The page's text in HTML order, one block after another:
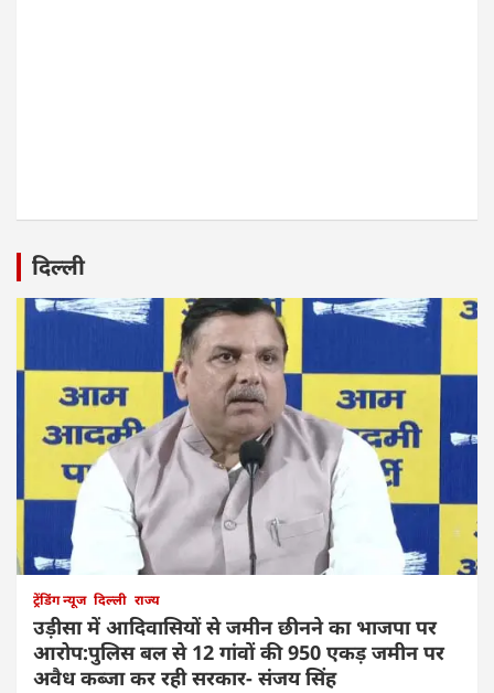
दिल्ली
ट्रेंडिंग न्यूज दिल्ली राज्य
उड़ीसा में आदिवासियों से जमीन छीनने का भाजपा पर
आरोप:पुलिस बल से 12 गांवों की 950 एकड़ जमीन पर
अवैध कब्जा कर रही सरकार- संजय सिंह